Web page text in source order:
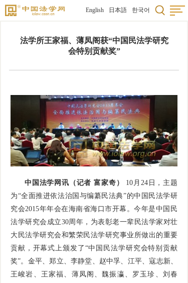
English 日本語 한국어
法学所王家福、薄凤阁获“中国民法学研究
会特别贡献奖”
中国法学网讯（记者 富家奇）
10月24日，主题
为“全面推进依法治国与编纂民法典”的中国民法学研
究会2015年年会在海南省海口市开幕。今年是中国民
法学研究会成立30周年，为表彰老一辈民法学家对壮
大民法学研究会和繁荣民法学研究事业所做出的重要
贡献，开幕式上颁发了“中国民法学研究会特别贡献
奖”。金平、郑立、李静堂、赵中孚、江平、寇志新、
王峻岩、王家福、薄凤阁、魏振瀛、罗玉珍、刘春